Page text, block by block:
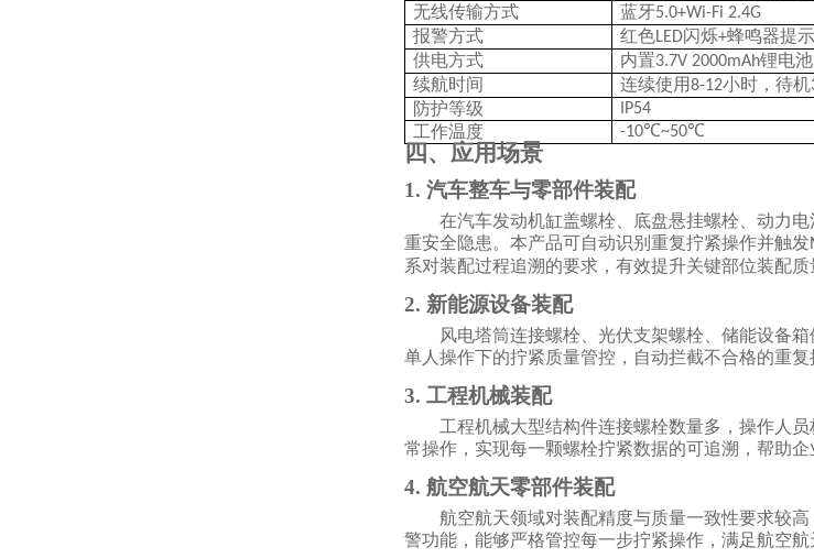
无线传输方式
蓝牙5.0+Wi-Fi 2.4G
报警方式 红色LED闪烁+蜂鸣器提示
供电方式
内置3.7V 2000mAh锂电池
续航时间
连续使用8-12小时，待机
防护等级
IP54
工作温度 -10℃~50℃
四、应用场景
1. 汽车整车与零部件装配
在汽车发动机缸盖螺栓、底盘悬挂螺栓、动力
重安全隐患。本产品可自动识别重复拧紧操作并触发
系对装配过程追溯的要求，有效提升关键部位装配质
2. 新能源设备装配
风电塔筒连接螺栓、光伏支架螺栓、储能设备
单人操作下的拧紧质量管控，自动拦截不合格的重
3. 工程机械装配
工程机械大型结构件连接螺栓数量多，操作人
常操作，实现每一颗螺栓拧紧数据的可追溯，帮助
4. 航空航天零部件装配
航空航天领域对装配精度与质量一致性要求较
警功能，能够严格管控每一步拧紧操作，满足航空航